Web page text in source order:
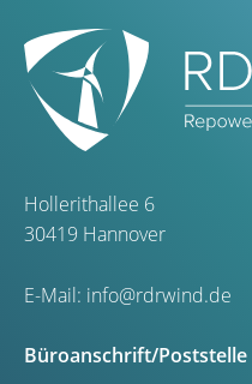
Hollerithallee 6
30419 Hannover
E-Mail: info@rdrwind.de
Büroanschrift/Poststelle